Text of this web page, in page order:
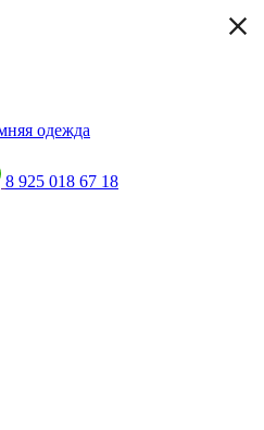
одежда
8 925 018 67 18